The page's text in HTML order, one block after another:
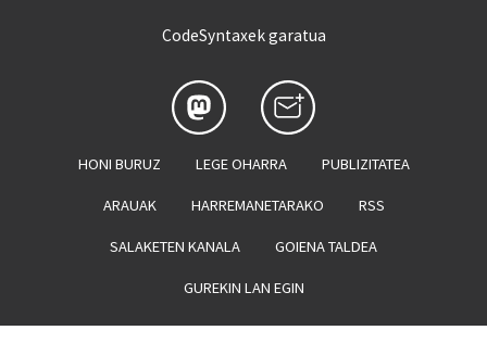
CodeSyntaxek garatua
HONI BURUZ LEGE OHARRA PUBLIZITATEA
ARAUAK HARREMANETARAKO RSS
SALAKETEN KANALA GOIENA TALDEA
GUREKIN LAN EGIN